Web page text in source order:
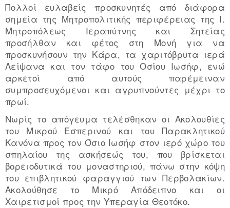
Πολλοί ευλαβείς προσκυνητές από διάφορα
σημεία της Μητροπολιτικής περιφέρειας της Ι.
Μητροπόλεως Ιεραπύτνης και Σητείας
προσήλθαν και φέτος στη Μονή για να
προσκυνήσουν την Κάρα, τα χαριτόβρυτα ιερά
Λείψανα και τον τάφο του Οσίου Ιωσήφ, ενώ
αρκετοί από αυτούς παρέμειναν
συμπροσευχόμενοι και αγρυπνούντες μέχρι το
πρωί.
Νωρίς το απόγευμα τελέσθηκαν οι Ακολουθίες
του Μικρού Εσπερινού και του Παρακλητικού
Κανόνα προς τον Όσιο Ιωσήφ στον ιερό χώρο του
σπηλαίου της ασκήσεώς του, που βρίσκεται
βορειοδυτικά του μοναστηριού, πάνω στην κόψη
του επιβλητικού φαραγγιού των Περβολακίων.
Ακολούθησε το Μικρό Απόδειπνο και οι
Χαιρετισμοί προς την Υπεραγία Θεοτόκο.